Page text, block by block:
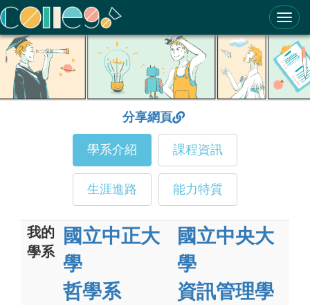
ColleGo! 大學選才與高中育才輔助系統
分享網頁
學系介紹 課程資訊
生涯進路 能力特質
我的
學系
國立中正大
學
哲學系
國立中央大
學
資訊管理學